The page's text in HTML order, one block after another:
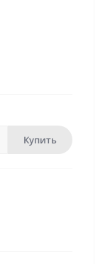
Купить